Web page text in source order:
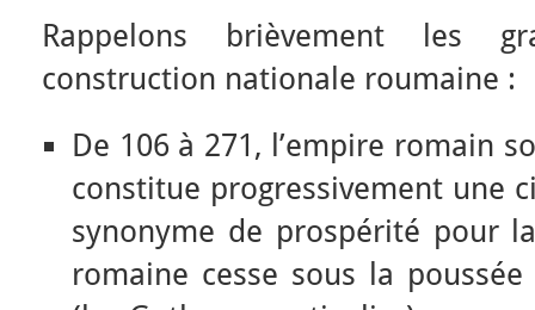
Rappelons brièvement les
construction nationale roumaine :
De 106 à 271, l’empire romain
constitue progressivement une
synonyme de prospérité pour
romaine cesse sous la